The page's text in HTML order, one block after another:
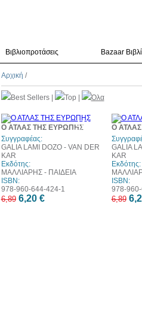
Βιβλιοπροτάσεις Bazaar
Αρχική /
Best Sellers| Top Όλα
10%
έκπτωση
Ο ΑΤΛΑΣ ΤΗΣ ΕΥΡΩΠΗΣ
Συγγραφέας:
GALIA LAMI DOZO - VAN DER
KAR
Εκδότης:
ΜΑΛΛΙΑΡΗΣ - ΠΑΙΔΕΙΑ
ISBN:
978-960-644-424-1
6,89 6,20 €
Ο
GALIA
KAR
Εκδότης:
ISBN:
978-
6,89